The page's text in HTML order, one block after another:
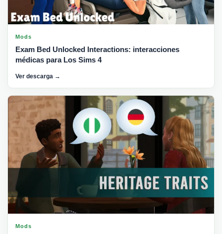
Mods
Exam Bed Unlocked Interactions: interacciones
médicas para Los Sims 4
Ver descarga →
Mods